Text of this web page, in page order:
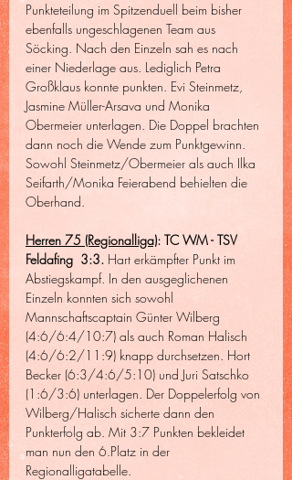
Punkteteilung im Spitzenduell beim bisher
ebenfalls ungeschlagenen Team aus
Söcking. Nach den Einzeln sah es nach
einer Niederlage aus. Lediglich Petra
Großklaus konnte punkten. Evi Steinmetz,
Jasmine Müller-Arsava und Monika
Obermeier unterlagen. Die Doppel brachten
dann noch die Wende zum Punktgewinn.
Sowohl Steinmetz/Obermeier als auch Ilka
Seifarth/Monika Feierabend behielten die
Oberhand.
Herren 75 (Regionalliga): TC WM - TSV
Feldafing  3:3. Hart erkämpfter Punkt im
Abstiegskampf. In den ausgeglichenen
Einzeln konnten sich sowohl
Mannschaftscaptain Günter Wilberg
(4:6/6:4/10:7) als auch Roman Halisch
(4:6/6:2/11:9) knapp durchsetzen. Hort
Becker (6:3/4:6/5:10) und Juri Satschko
(1:6/3:6) unterlagen. Der Doppelerfolg von
Wilberg/Halisch sicherte dann den
Punkterfolg ab. Mit 3:7 Punkten bekleidet
man nun den 6.Platz in der
Regionalligatabelle.